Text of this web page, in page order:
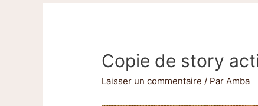
Copie de story
Laisser un commentaire / ParAmba